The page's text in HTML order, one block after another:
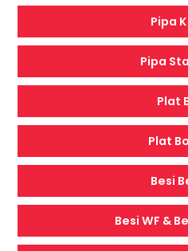
Pipa
Pipa
Plat
Plat
Besi
Besi WF &